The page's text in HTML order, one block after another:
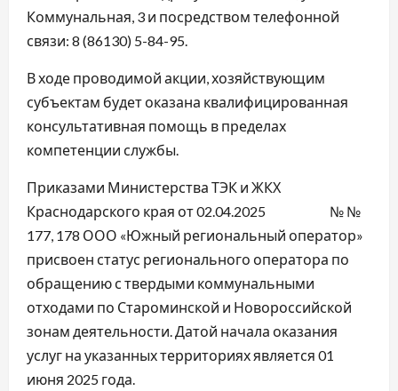
Коммунальная, 3 и посредством телефонной
связи: 8 (86130) 5-84-95.
В ходе проводимой акции, хозяйствующим
субъектам будет оказана квалифицированная
консультативная помощь в пределах
компетенции службы.
Приказами Министерства ТЭК и ЖКХ
Краснодарского края от 02.04.2025 № №
177, 178 ООО «Южный региональный оператор»
присвоен статус регионального оператора по
обращению с твердыми коммунальными
отходами по Староминской и Новороссийской
зонам деятельности. Датой начала оказания
услуг на указанных территориях является 01
июня 2025 года.